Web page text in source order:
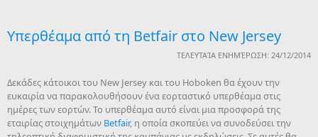
Υπερθέαμα από τη Betfair στο New Jersey
ΤΕΛΕΥΤΑΊΑ ΕΝΗΜΈΡΩΣΗ: 24/12/2014
Δεκάδες κάτοικοι του New Jersey και του Hoboken θα έχουν την
ευκαιρία να παρακολουθήσουν ένα εορταστικό υπερθέαμα στις
ημέρες των εορτών. Το υπερθέαμα αυτό είναι μια προσφορά της
εταιρίας στοιχημάτων Betfair, η οποία σκοπεύει να συνοδεύσει την